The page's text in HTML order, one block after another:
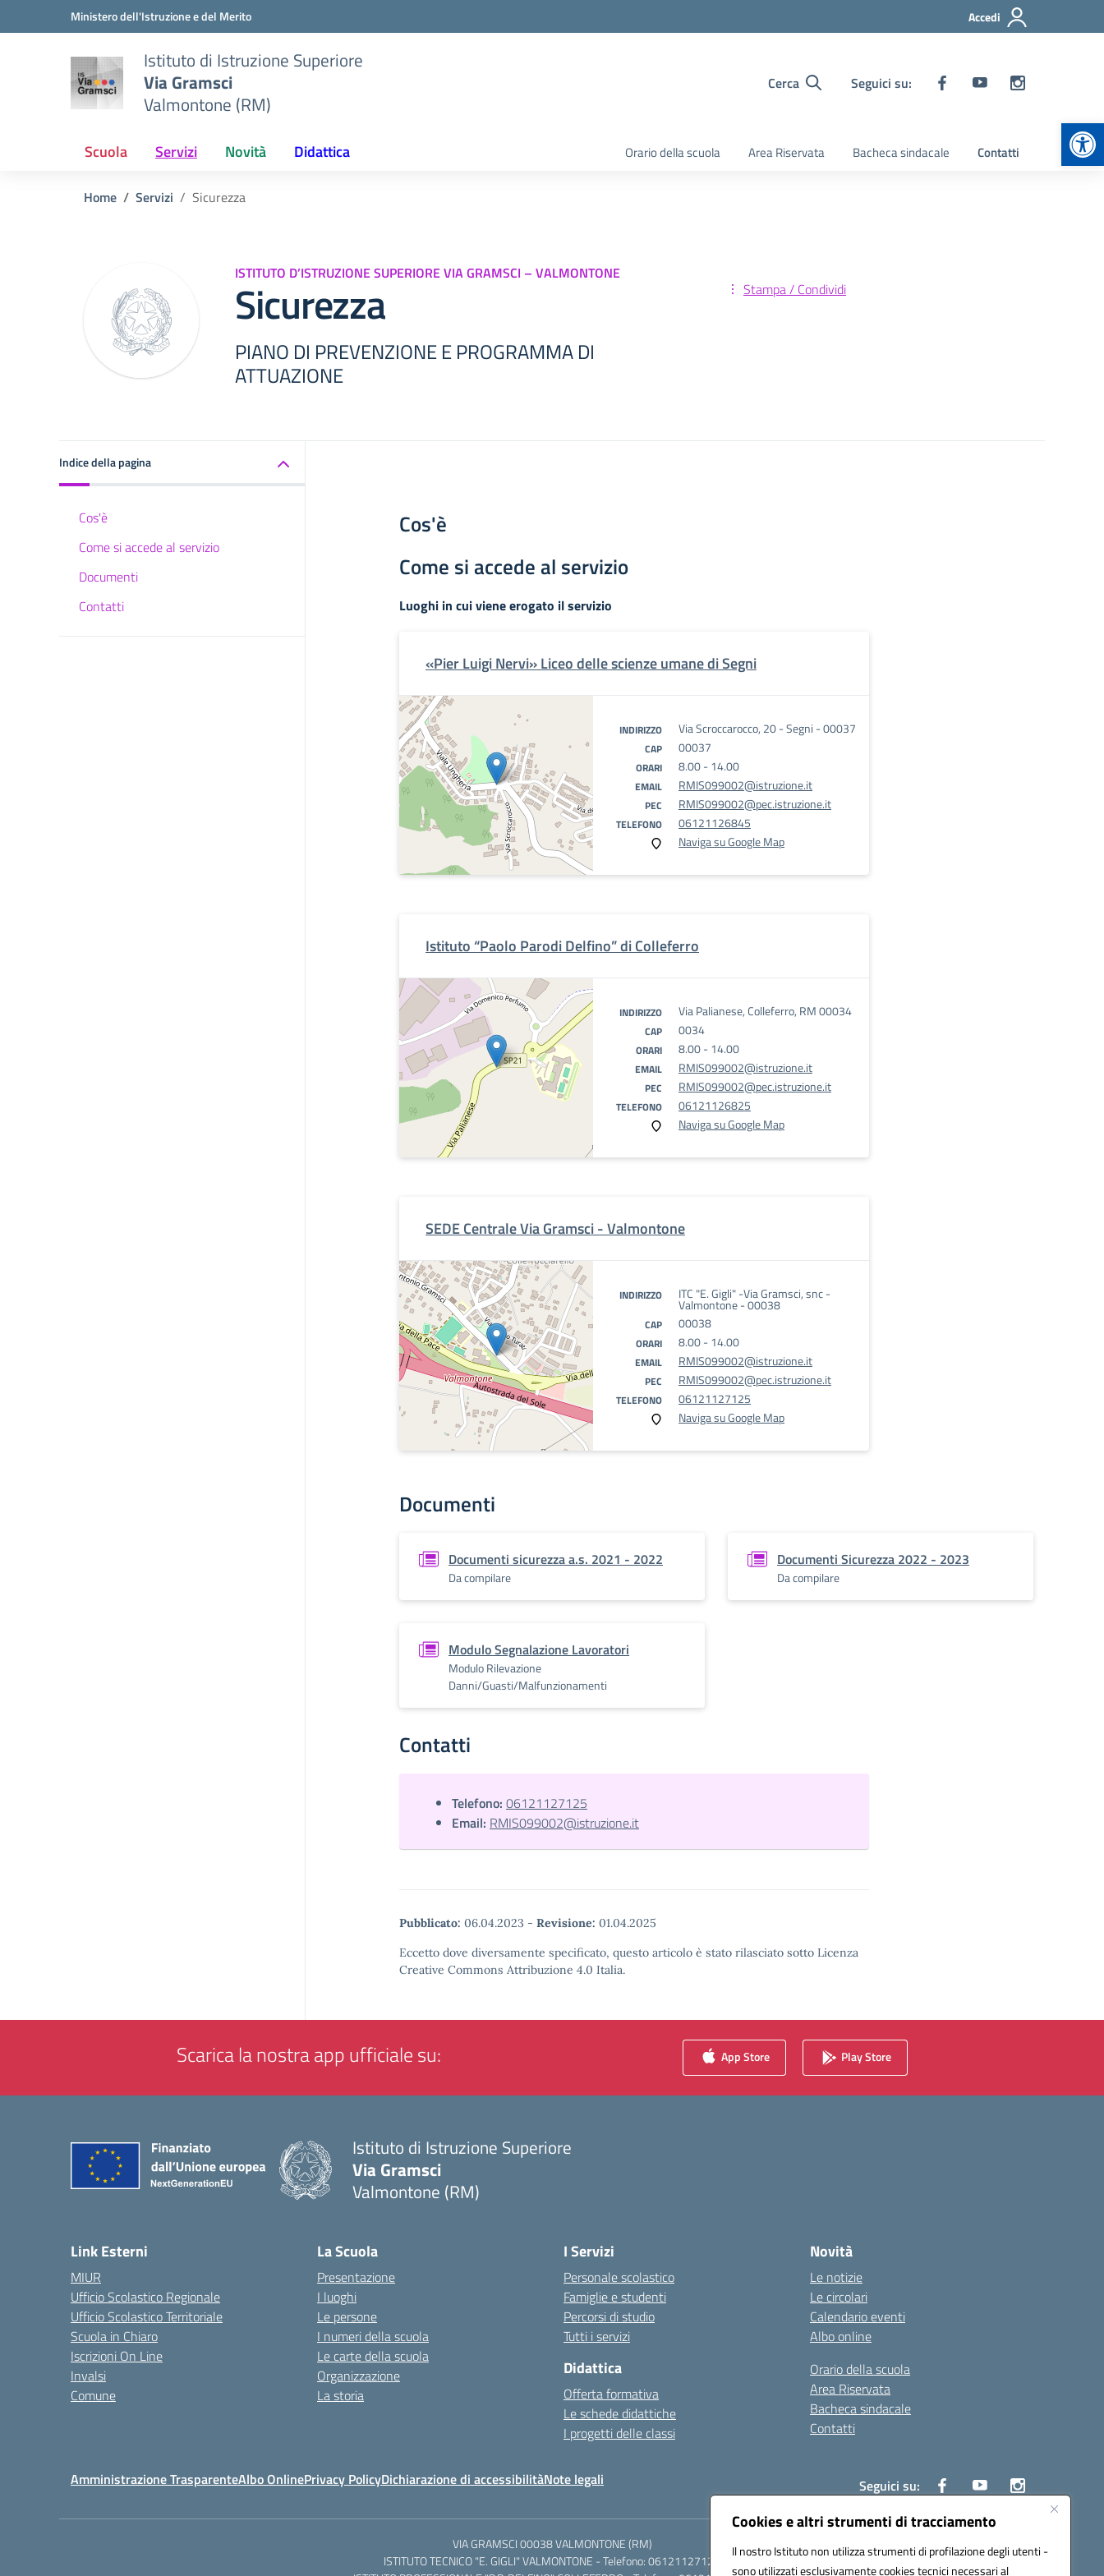
Cookies e altri strumenti di tracciamento
Il nostro Istituto non utilizza strumenti di profilazione degli utenti -
sono utilizzati esclusivamente cookies tecnici necessari al
Vai ai contenuti
Vai al menu di navigazioneMinistero dell'Istruzione e del Merito Accedi
Istituto di Istruzione Superiore
Via Gramsci
Valmontone (RM)
Cerca Seguici su:
Scuola Servizi Novità Didattica Orario della scuola Area Riservata Bacheca sindacale Contatti
Home Servizi Sicurezza
ISTITUTO D’ISTRUZIONE SUPERIORE VIA GRAMSCI – VALMONTONE
Sicurezza
PIANO DI PREVENZIONE E PROGRAMMA DI
ATTUAZIONE
Stampa / Condividi
Indice della pagina
Cos'è
Come si accede al servizio
Documenti
Contatti
Cos'è
Come si accede al servizio
Luoghi in cui viene erogato il servizio
«Pier Luigi Nervi» Liceo delle scienze umane di Segni
INDIRIZZO Via Scroccarocco, 20 - Segni - 00037
CAP 00037
ORARI 8.00 - 14.00
EMAIL RMIS099002@istruzione.it
PEC RMIS099002@pec.istruzione.it
TELEFONO
06121126845
Naviga su Google Map
Istituto “Paolo Parodi Delfino” di Colleferro
INDIRIZZO Via Palianese, Colleferro, RM 00034
CAP 0034
ORARI 8.00 - 14.00
EMAIL RMIS099002@istruzione.it
PEC RMIS099002@pec.istruzione.it
TELEFONO
06121126825
Naviga su Google Map
SEDE Centrale Via Gramsci - Valmontone
INDIRIZZO ITC "E. Gigli" -Via Gramsci, snc -
Valmontone - 00038
CAP 00038
ORARI 8.00 - 14.00
EMAIL RMIS099002@istruzione.it
PEC RMIS099002@pec.istruzione.it
TELEFONO
06121127125
Naviga su Google Map
Documenti
Documenti sicurezza a.s. 2021 - 2022
Da compilare
Documenti Sicurezza 2022 - 2023
Da compilare
Modulo Segnalazione Lavoratori
Modulo Rilevazione
Danni/Guasti/Malfunzionamenti
Contatti
Telefono: 06121127125
Email: RMIS099002@istruzione.it
Pubblicato: 06.04.2023 - Revisione: 01.04.2025
Eccetto dove diversamente specificato, questo articolo è stato rilasciato sotto Licenza
Creative Commons Attribuzione 4.0 Italia.
Scarica la nostra app ufficiale su: App Store Play Store
Istituto di Istruzione Superiore
Via Gramsci
Valmontone (RM)
Link Esterni
MIUR
Ufficio Scolastico Regionale
Ufficio Scolastico Territoriale
Scuola in Chiaro
Iscrizioni On Line
Invalsi
Comune
La Scuola
Presentazione
I luoghi
Le persone
I numeri della scuola
Le carte della scuola
Organizzazione
La storia
I Servizi
Personale scolastico
Famiglie e studenti
Percorsi di studio
Tutti i servizi
Didattica
Offerta formativa
Le schede didattiche
I progetti delle classi
Novità
Le notizie
Le circolari
Calendario eventi
Albo online
Orario della scuola
Area Riservata
Bacheca sindacale
Contatti
Amministrazione TrasparenteAlbo OnlinePrivacy PolicyDichiarazione di accessibilitàNote legali Seguici su:
VIA GRAMSCI 00038 VALMONTONE (RM)
ISTITUTO TECNICO "E. GIGLI" VALMONTONE - Telefono: 06121127125